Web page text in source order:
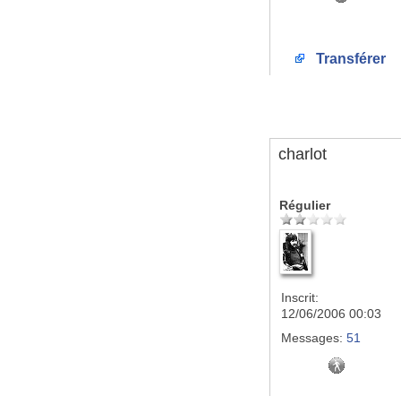
Transférer
charlot
Régulier
Inscrit:
12/06/2006 00:03
Messages: 51